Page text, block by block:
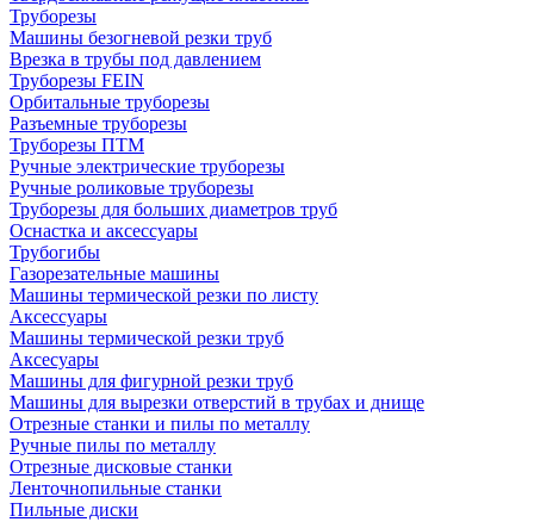
Труборезы
Машины безогневой резки труб
Врезка в трубы под давлением
Труборезы FEIN
Орбитальные труборезы
Разъемные труборезы
Труборезы ПТМ
Ручные электрические труборезы
Ручные роликовые труборезы
Труборезы для больших диаметров труб
Оснастка и аксессуары
Трубогибы
Газорезательные машины
Машины термической резки по листу
Аксессуары
Машины термической резки труб
Аксесуары
Машины для фигурной резки труб
Машины для вырезки отверстий в трубах и днище
Отрезные станки и пилы по металлу
Ручные пилы по металлу
Отрезные дисковые станки
Ленточнопильные станки
Пильные диски